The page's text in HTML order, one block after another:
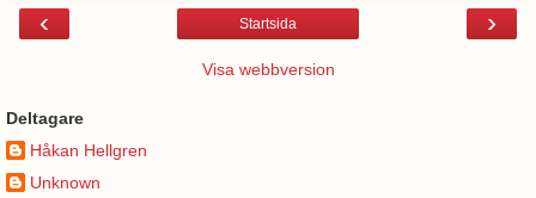
‹ ›
Startsida
Visa webbversion
Deltagare
Håkan Hellgren
Unknown